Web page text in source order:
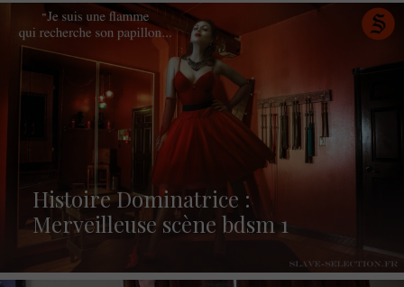
Histoire Dominatrice :
Merveilleuse scène bdsm 1